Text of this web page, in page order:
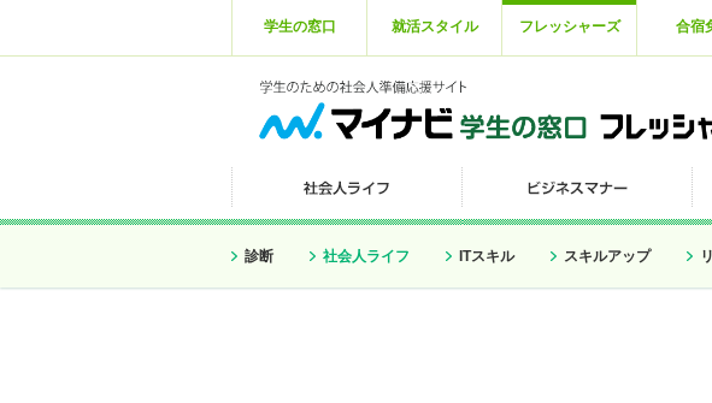
学生の窓口 就活スタイル フレッシャーズ 合宿
診断 社会人ライフ ITスキル スキルアップ